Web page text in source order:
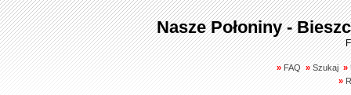
Nasze Połoniny -
» FAQ » Szukaj »
»